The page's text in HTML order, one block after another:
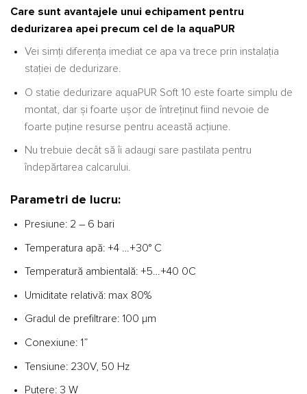
Care sunt avantajele unui echipament pentru
dedurizarea apei precum cel de la aquaPUR
Vei simți diferența imediat ce apa va trece prin instalația
stației de dedurizare.
O statie dedurizare aquaPUR Soft 10 este foarte simplu de
montat, dar și foarte ușor de întreținut fiind nevoie de
foarte puține resurse pentru această acțiune.
Nu trebuie decât să îi adaugi sare pastilata pentru
îndepărtarea calcarului.
Parametri de lucru:
Presiune: 2 – 6 bari
Temperatura apă: +4 …+30° C
Temperatură ambientală: +5…+40 0C
Umiditate relativă: max 80%
Gradul de prefiltrare: 100 µm
Conexiune: 1”
Tensiune: 230V, 50 Hz
Putere: 3 W